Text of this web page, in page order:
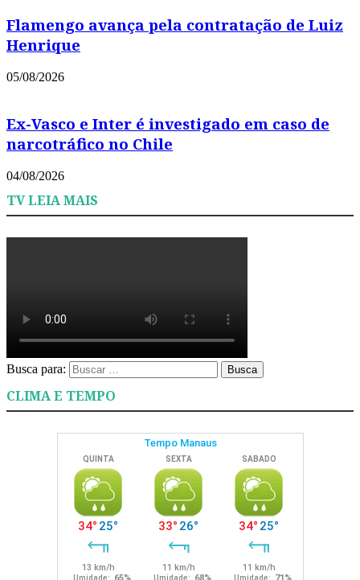
Flamengo avança pela contratação de Luiz
Henrique
05/08/2026
Ex-Vasco e Inter é investigado em caso de
narcotráfico no Chile
04/08/2026
TV LEIA MAIS
Busca para: Busca
CLIMA E TEMPO